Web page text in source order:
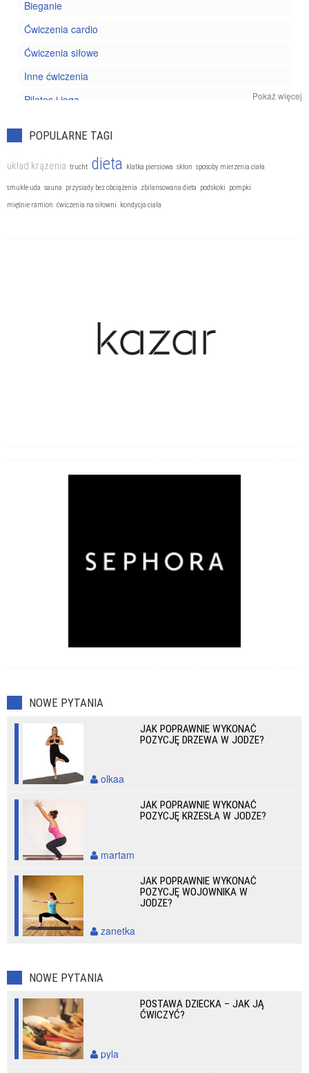
Bieganie
Ćwiczenia cardio
Ćwiczenia siłowe
Inne ćwiczenia
Pilates i joga
Pokaż więcej
POPULARNE TAGI
układ krążenia trucht dieta klatka piersiowa skłon sposoby mierzenia ciała
smukłe uda sauna przysiady bez obciążenia zbilansowana dieta podskoki pompki
mięśnie ramion ćwiczenia na siłowni kondycja ciała
NOWE PYTANIA
JAK POPRAWNIE WYKONAĆ
POZYCJĘ DRZEWA W JODZE?
olkaa
JAK POPRAWNIE WYKONAĆ
POZYCJĘ KRZESŁA W JODZE?
martam
JAK POPRAWNIE WYKONAĆ
POZYCJĘ WOJOWNIKA W
JODZE?
zanetka
NOWE PYTANIA
POSTAWA DZIECKA – JAK JĄ
ĆWICZYĆ?
pyla